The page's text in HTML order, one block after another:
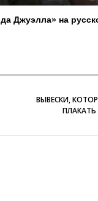
Джуэлла» на
ВЫВЕСКИ,
ПЛАКАТЬ